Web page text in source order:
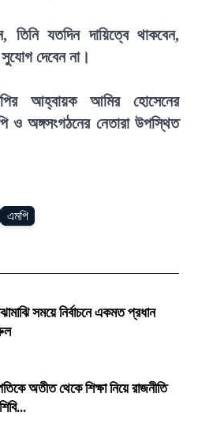
যতদিন দায়িত্বে থাকবেন,
দেবেন না।
আহ্বায়ক আমির হোসেনের
ও অঙ্গসংগঠনের নেতারা উপস্থিত
এমপি
সময়ে নির্বাচনে একমত প্রধান
অতীত থেকে শিক্ষা নিয়ে রাজনীতি